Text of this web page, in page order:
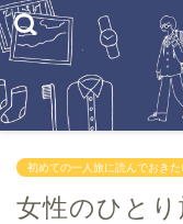
初めての一人旅に読んでおきた
女性のひとり